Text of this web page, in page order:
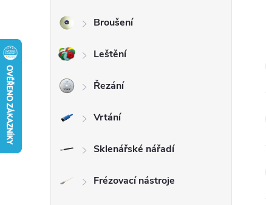
s
a
n
n
Broušení
Leštění
Řezání
Vrtání
Sklenářské nářadí
Frézovací nástroje